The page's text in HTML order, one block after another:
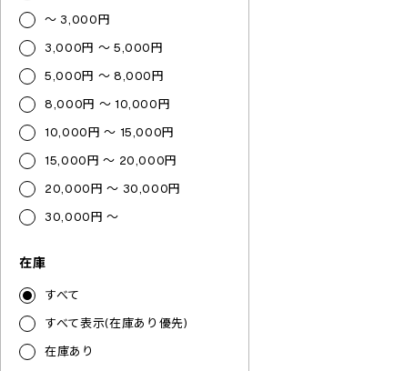
～ 3,000円
3,000円 ～ 5,000円
5,000円 ～ 8,000円
8,000円 ～ 10,000円
10,000円 ～ 15,000円
15,000円 ～ 20,000円
20,000円 ～ 30,000円
30,000円 ～
在庫
すべて
すべて表示(在庫あり優先)
在庫あり